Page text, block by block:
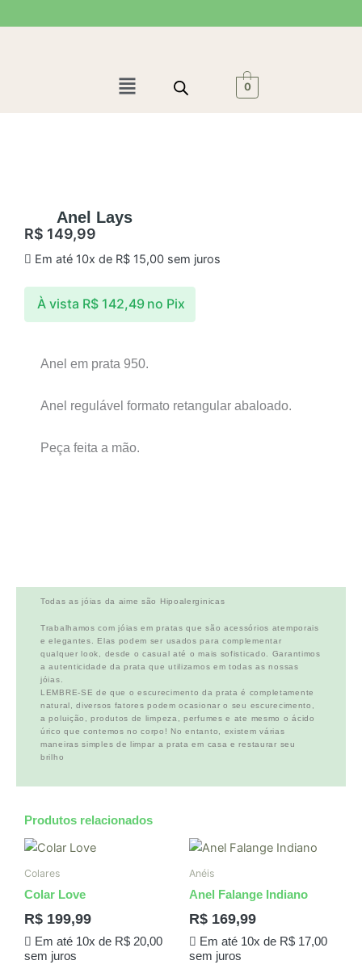
para
Menu 0
Anel Lays
R$ 149,99
Em até 10x de R$15,00sem juros
À vista R$142,49 no Pix
Anel em prata 950.
Anel regulável formato retangular abaloado.
Peça feita a mão.
Todas as jóias da aime são Hipoalerginicas
Trabalhamos com jóias em pratas que são acessórios atemporais
e elegantes. Elas podem ser usados para complementar
qualquer look, desde o casual até o mais sofisticado. Garantimos
a autenticidade da prata que utilizamos em todas as nossas
jóias.
LEMBRE-SE de que o escurecimento da prata é completamente
natural, diversos fatores podem ocasionar o seu escurecimento,
a poluição, produtos de limpeza, perfumes e ate mesmo o ácido
úrico que contemos no corpo! No entanto, existem várias
maneiras simples de limpar a prata em casa e restaurar seu
brilho
Produtos relacionados
Colares
Colar Love
R$ 199,99
Em até 10x de R$20,00
sem juros
Anéis
Anel Falange Indiano
R$ 169,99
Em até 10x de R$17,00
sem juros